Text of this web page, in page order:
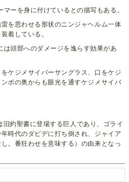
マーを身に付けているとの描写もある。
を思わせる形状のニンジャヘルム一体
着している。
は頭部へのダメージを逸らす効果があ
ケジメサイバーサングラス、口をケジ
ポの奥からも眼光を通すケジメサイバ
約聖書に登場する巨人であり、ゴライ
時代のダビデに打ち倒され、ジャイア
。番狂わせを意味する）の由来となっ